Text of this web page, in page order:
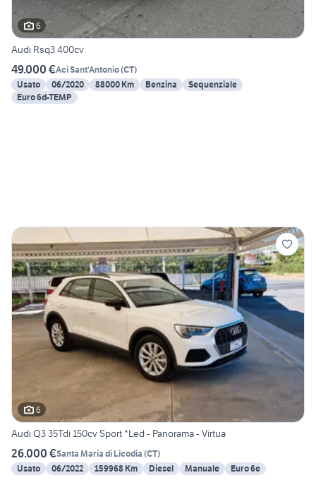
6
Audi Rsq3 400cv
49.000 €Aci Sant'Antonio(CT)
Usato
06/2020 88000 Km Benzina
Sequenziale
Euro 6d-TEMP
6
Audi Q3 35Tdi 150cv Sport *Led - Panorama - Virtua
26.000 €Santa Maria di Licodia (CT)
Usato
06/2022 159968 Km Diesel Manuale Euro 6e